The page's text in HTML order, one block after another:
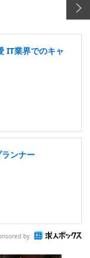
IT業界でのキャ
ンナー
by